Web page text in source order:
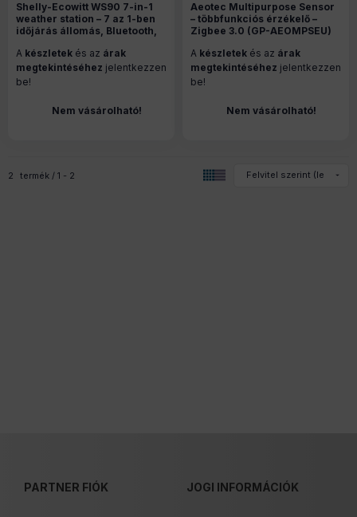
Shelly-Ecowitt WS90 7-in-1
weather station – 7 az 1-ben
időjárás állomás, Bluetooth,
A készletek és az árak
megtekintéséhez jelentkezzen
be!
Nem vásárolható!
Aeotec Multipurpose Sensor
– többfunkciós érzékelő –
Zigbee 3.0 (GP-AEOMPSEU)
A készletek és az árak
megtekintéséhez jelentkezzen
be!
Nem vásárolható!
2 termék 1 2
PARTNER FIÓK JOGI INFORMÁCIÓK